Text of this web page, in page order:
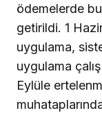
ödemelerde
getirildi. 1
uygulama,
uygulama
Eylüle